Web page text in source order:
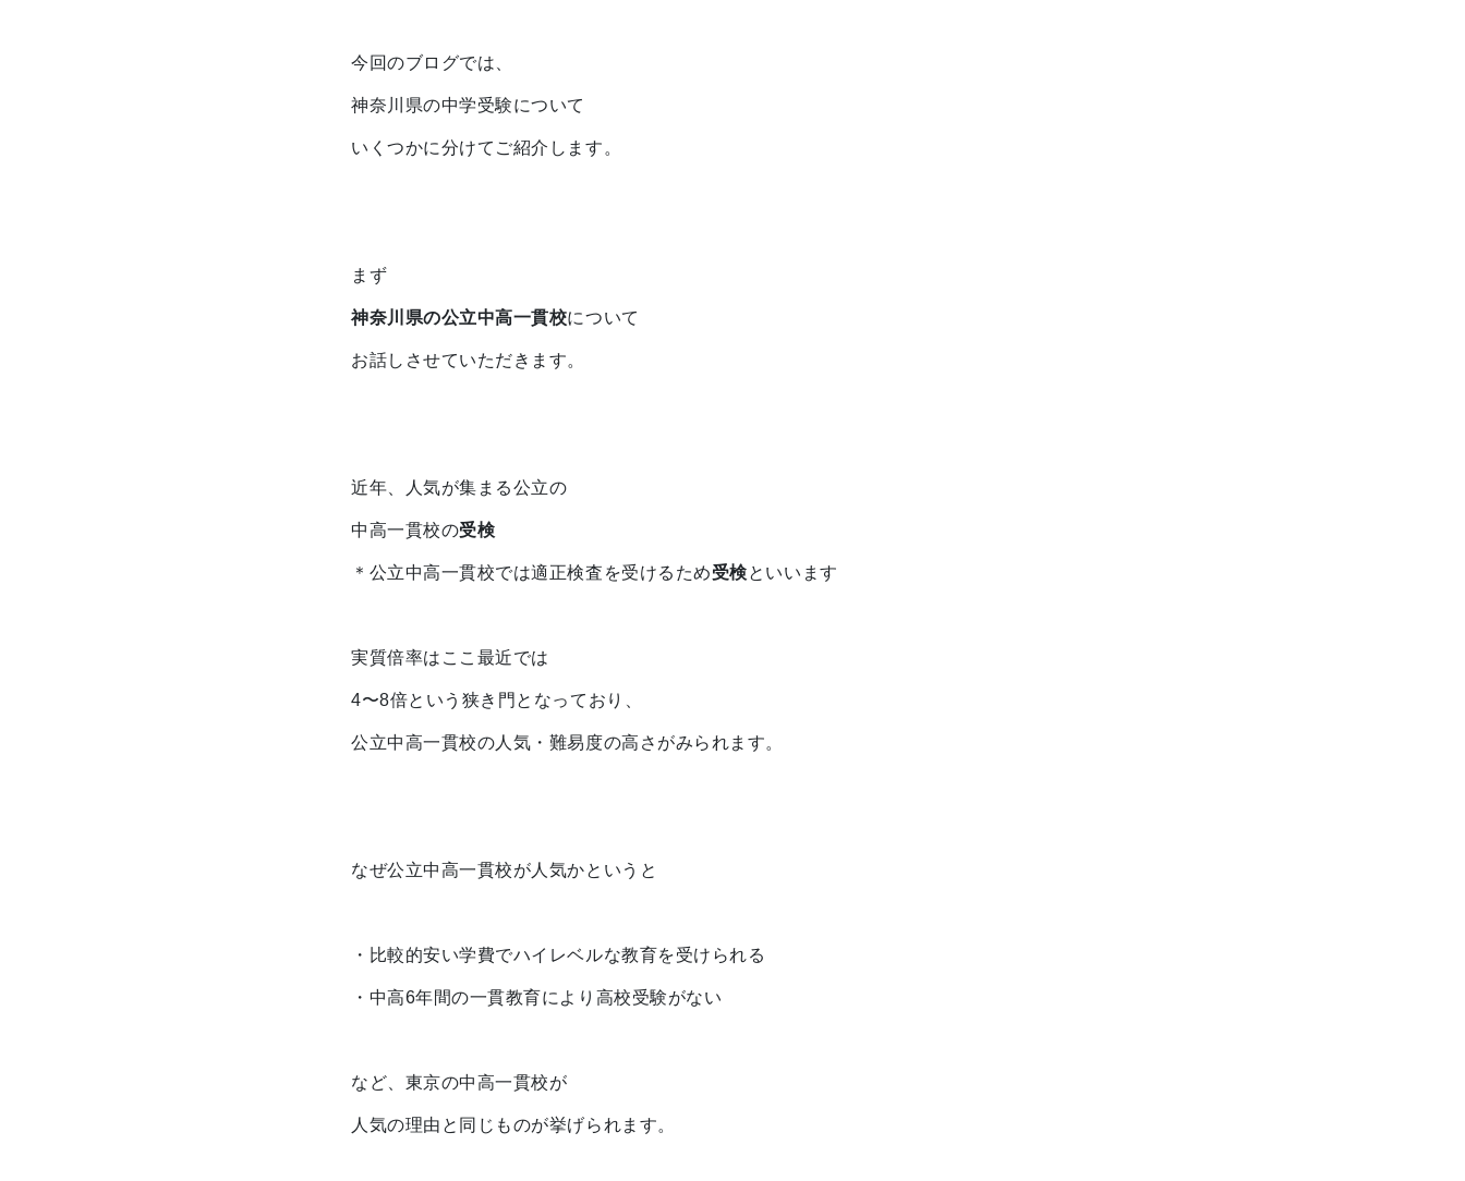
今回のブログでは、
神奈川県の中学受験について
いくつかに分けてご紹介します。
まず
神奈川県の公立中高一貫校について
お話しさせていただきます。
近年、人気が集まる公立の
中高一貫校の受検
＊公立中高一貫校では適正検査を受けるため受検といいます
実質倍率はここ最近では
4〜8倍という狭き門となっており、
公立中高一貫校の人気・難易度の高さがみられます。
なぜ公立中高一貫校が人気かというと
・比較的安い学費でハイレベルな教育を受けられる
・中高6年間の一貫教育により高校受験がない
など、東京の中高一貫校が
人気の理由と同じものが挙げられます。